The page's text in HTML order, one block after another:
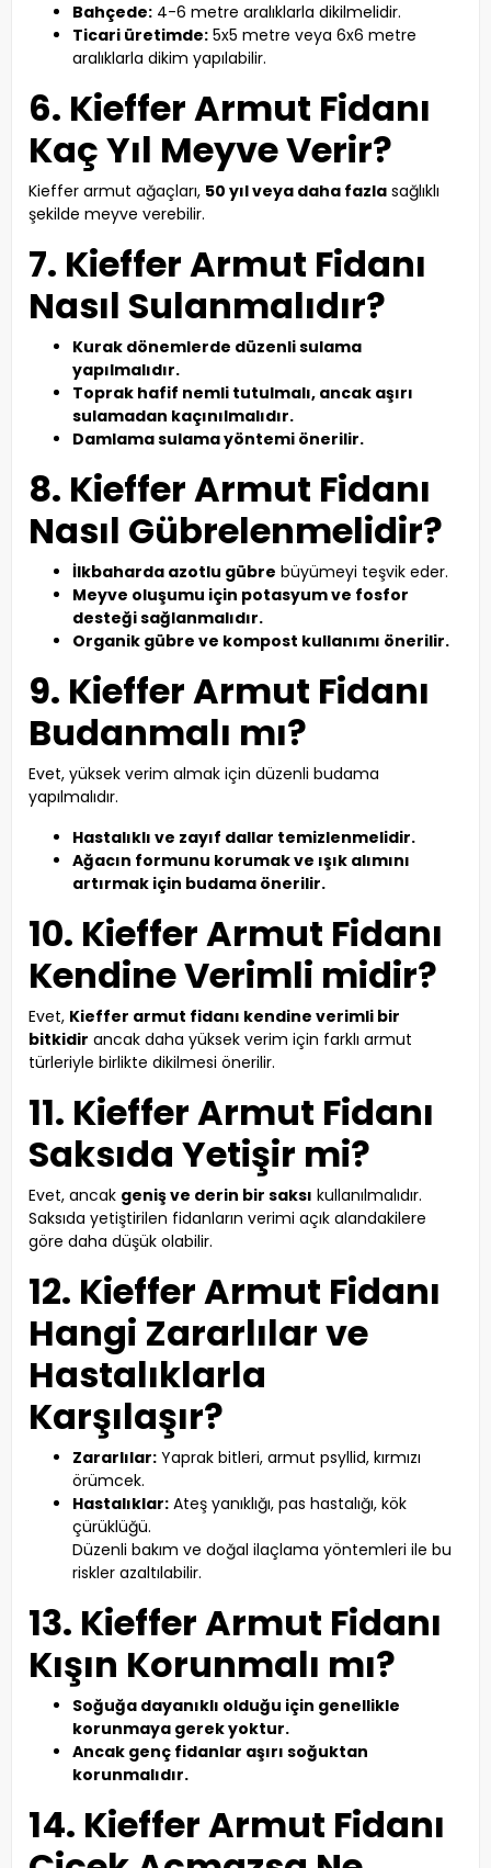
Bahçede: 4-6 metre aralıklarla dikilmelidir.
Ticari üretimde: 5x5 metre veya 6x6 metre
aralıklarla dikim yapılabilir.
6. Kieffer Armut Fidanı
Kaç Yıl Meyve Verir?
Kieffer armut ağaçları, 50 yıl veya daha fazla sağlıklı
şekilde meyve verebilir.
7. Kieffer Armut Fidanı
Nasıl Sulanmalıdır?
Kurak dönemlerde düzenli sulama
yapılmalıdır.
Toprak hafif nemli tutulmalı, ancak aşırı
sulamadan kaçınılmalıdır.
Damlama sulama yöntemi önerilir.
8. Kieffer Armut Fidanı
Nasıl Gübrelenmelidir?
İlkbaharda azotlu gübre büyümeyi teşvik eder.
Meyve oluşumu için potasyum ve fosfor
desteği sağlanmalıdır.
Organik gübre ve kompost kullanımı önerilir.
9. Kieffer Armut Fidanı
Budanmalı mı?
Evet, yüksek verim almak için düzenli budama
yapılmalıdır.
Hastalıklı ve zayıf dallar temizlenmelidir.
Ağacın formunu korumak ve ışık alımını
artırmak için budama önerilir.
10. Kieffer Armut Fidanı
Kendine Verimli midir?
Evet, Kieffer armut fidanı kendine verimli bir
bitkidir ancak daha yüksek verim için farklı armut
türleriyle birlikte dikilmesi önerilir.
11. Kieffer Armut Fidanı
Saksıda Yetişir mi?
Evet, ancak geniş ve derin bir saksı kullanılmalıdır.
Saksıda yetiştirilen fidanların verimi açık alandakilere
göre daha düşük olabilir.
12. Kieffer Armut Fidanı
Hangi Zararlılar ve
Hastalıklarla
Karşılaşır?
Zararlılar: Yaprak bitleri, armut psyllid, kırmızı
örümcek.
Hastalıklar: Ateş yanıklığı, pas hastalığı, kök
çürüklüğü.
Düzenli bakım ve doğal ilaçlama yöntemleri ile bu
riskler azaltılabilir.
13. Kieffer Armut Fidanı
Kışın Korunmalı mı?
Soğuğa dayanıklı olduğu için genellikle
korunmaya gerek yoktur.
Ancak genç fidanlar aşırı soğuktan
korunmalıdır.
14. Kieffer Armut Fidanı